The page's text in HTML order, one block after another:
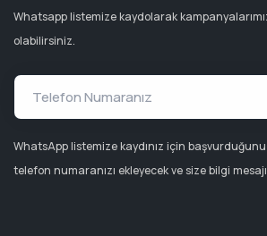
Whatsapp listemize kaydolarak
olabilirsiniz.
WhatsApp listemize kaydınız için
telefon numaranızı ekleyecek ve size bilgi